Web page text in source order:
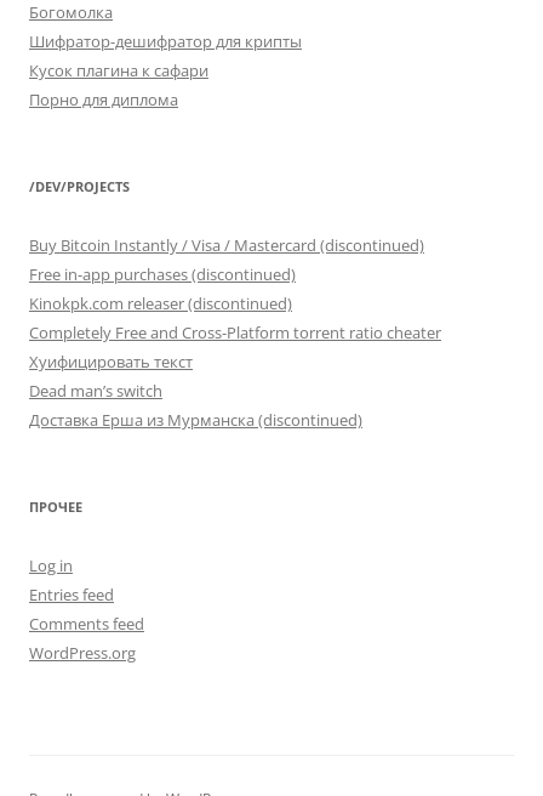
Богомолка
Шифратор-дешифратор для крипты
Кусок плагина к сафари
Порно для диплома
/DEV/PROJECTS
Buy Bitcoin Instantly / Visa / Mastercard (discontinued)
Free in-app purchases (discontinued)
Kinokpk.com releaser (discontinued)
Completely Free and Cross-Platform torrent ratio cheater
Хуифицировать текст
Dead man’s switch
Доставка Ерша из Мурманска (discontinued)
ПРОЧЕЕ
Log in
Entries feed
Comments feed
WordPress.org